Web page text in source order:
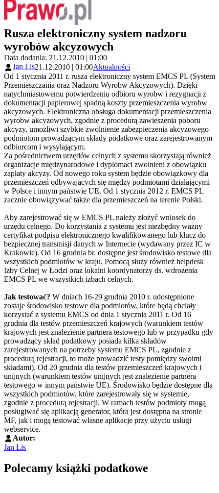
Rusza elektroniczny system nadzoru
wyrobów akcyzowych
Data dodania: 21.12.2010 | 01:00
Jan Lis21.12.2010 | 01:00Aktualności
Od 1 stycznia 2011 r. rusza elektroniczny system EMCS PL (System
Przemieszczania oraz Nadzoru Wyrobw Akcyzowych). Dzięki
natychmiastowemu potwierdzeniu odbioru wyrobw i rezygnacji z
dokumentacji papierowej spadną koszty przemieszczenia wyrobw
akcyzowych. Elektroniczna obsługa dokumentacji przemieszczenia
wyrobw akcyzowych, zgodnie z procedurą zawieszenia poboru
akcyzy, umożliwi szybkie zwolnienie zabezpieczenia akcyzowego
podmiotom prowadzącym składy podatkowe oraz zarejestrowanym
odbiorcom i wysyłającym.
Za pośrednictwem urzędów celnych z systemu skorzystają również
organizacje międzynarodowe i dyplomaci zwolnieni z obowiązku
zapłaty akcyzy. Od nowego roku system będzie obowiązkowy dla
przemieszczeń odbywających się między podmiotami działającymi
w Polsce i innym państwie UE. Od 1 stycznia 2012 r. EMCS PL
zacznie obowiązywać także dla przemieszczeń na terenie Polski.
Aby zarejestrować się w EMCS PL należy złożyć wniosek do
urzędu celnego. Do korzystania z systemu jest niezbędny ważny
certyfikat podpisu elektronicznego kwalifikowanego lub klucz do
bezpiecznej transmisji danych w Internecie (wydawany przez IC w
Krakowie). Od 16 grudnia br. dostępne jest środowisko testowe dla
wszystkich podmiotów w kraju. Pomocą służy również helpdesk
Izby Celnej w Łodzi oraz lokalni koordynatorzy ds. wdrożenia
EMCS PL we wszystkich izbach celnych.
Jak testować? W dniach 16-29 grudnia 2010 r. udostępnione
zostaje środowisko testowe dla podmiotów, które będą chciały
korzystać z systemu EMCS od dnia 1 stycznia 2011 r. Od 16
grudnia dla testów przemieszczeń krajowych (warunkiem testów
krajowych jest znalezienie partnera testowego lub w przypadku gdy
prowadzący skład podatkowy posiada kilka składów
zarejestrowanych na potrzeby systemu EMCS PL, zgodnie z
procedurą rejestracji, to może prowadzić testy pomiędzy swoimi
składami). Od 20 grudnia dla testów przemieszczeń krajowych i
unijnych (warunkiem testów unijnych jest znalezienie partnera
testowego w innym państwie UE). Środowisko będzie dostępne dla
wszystkich podmiotów, które zarejestrowały się w systemie,
zgodnie z procedurą rejestracji. W ramach testów podmioty mogą
posługiwać się aplikacją generator, która jest dostępna na stronie
MF, jak i mogą testować własne aplikacje przy użyciu usługi
webservice.
Autor:
Jan Lis
Polecamy książki podatkowe